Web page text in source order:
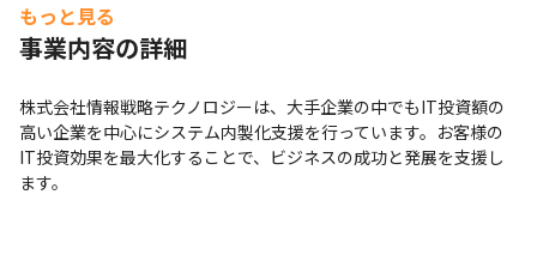
もっと見る
事業内容の詳細
株式会社情報戦略テクノロジーは、大手企業の中でもIT投資額の
高い企業を中心にシステム内製化支援を行っています。お客様の
IT投資効果を最大化することで、ビジネスの成功と発展を支援し
ます。